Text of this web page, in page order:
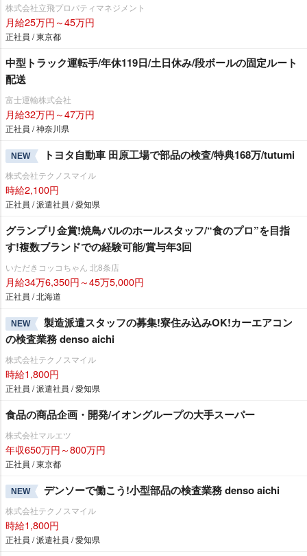
株式会社立飛プロパティマネジメント
月給25万円～45万円
正社員 / 東京都
中型トラック運転手/年休119日/土日休み/段ボールの固定ルート
配送
富士運輸株式会社
月給32万円～47万円
正社員 / 神奈川県
NEW トヨタ自動車 田原工場で部品の検査/特典168万/tutumi
株式会社テクノスマイル
時給2,100円
正社員 / 派遣社員 / 愛知県
グランプリ金賞!焼鳥バルのホールスタッフ/“食のプロ”を目指
す!複数ブランドでの経験可能/賞与年3回
いただきコッコちゃん 北8条店
月給34万6,350円～45万5,000円
正社員 / 北海道
NEW
製造派遣スタッフの募集!寮住み込みOK!カーエアコン
の検査業務 denso aichi
株式会社テクノスマイル
時給1,800円
正社員 / 派遣社員 / 愛知県
食品の商品企画・開発/イオングループの大手スーパー
株式会社マルエツ
年収650万円～800万円
正社員 / 東京都
NEW デンソーで働こう!小型部品の検査業務 denso aichi
株式会社テクノスマイル
時給1,800円
正社員 / 派遣社員 / 愛知県